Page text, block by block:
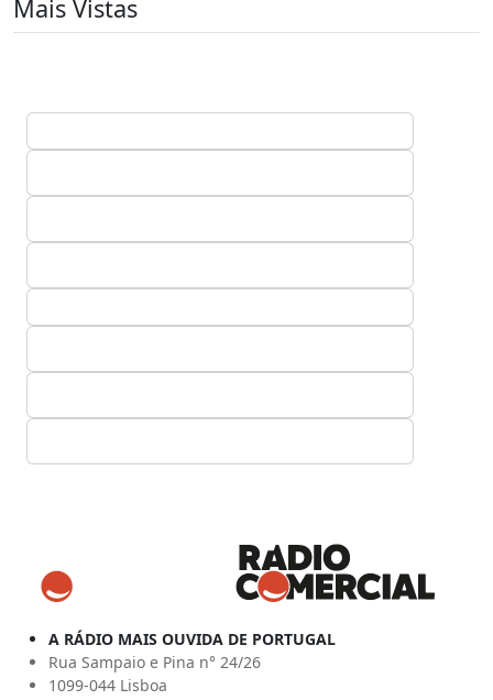
Mais Vistas
A RÁDIO MAIS OUVIDA DE PORTUGAL
Rua Sampaio e Pina n° 24/26
1099-044 Lisboa